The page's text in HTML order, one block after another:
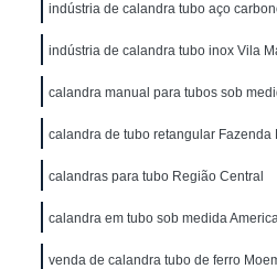
Galvanizado de Escada
Escada
Corrimão em Aço
Galvanizado para Escada
Corrimão
em Aço
Escada
indústria de calandra tubo aço
indústria de calandra tubo inox Vila
calandra manual para tubos sob
calandra de tubo retangular Fazenda
calandras para tubo Região Central
calandra em tubo sob medida
venda de calandra tubo de ferro